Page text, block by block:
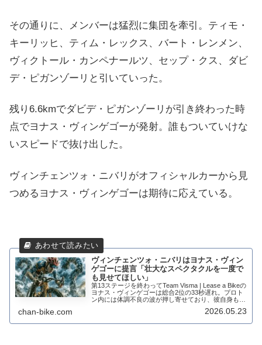
その通りに、メンバーは猛烈に集団を牽引。ティモ・
キーリッヒ、ティム・レックス、バート・レンメン、
ヴィクトール・カンペナールツ、セップ・クス、ダビ
デ・ピガンゾーリと引いていった。
残り6.6kmでダビデ・ピガンゾーリが引き終わった時
点でヨナス・ヴィンゲゴーが発射。誰もついていけな
いスピードで抜け出した。
ヴィンチェンツォ・ニバリがオフィシャルカーから見
つめるヨナス・ヴィンゲゴーは期待に応えている。
ヴィンチェンツォ・ニバリはヨナス・ヴィン
ゲゴーに提言「壮大なスペクタクルを一度で
も見せてほしい」
第13ステージを終わってTeam Visma | Lease a Bikeの
ヨナス・ヴィンゲゴーは総合2位の33秒遅れ。プロト
ン内には体調不良の波が押し寄せており、彼自身も決
chan-bike.com 2026.05.23